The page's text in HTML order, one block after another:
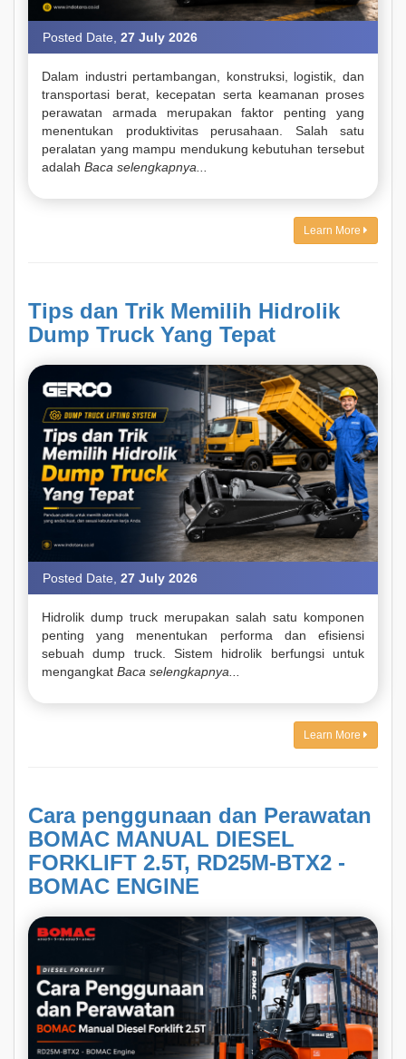
Posted Date, 27 July 2026
Dalam industri pertambangan, konstruksi, logistik, dan
transportasi berat, kecepatan serta keamanan proses
perawatan armada merupakan faktor penting yang
menentukan produktivitas perusahaan. Salah satu
peralatan yang mampu mendukung kebutuhan tersebut
adalah Baca selengkapnya...
Learn More
Tips dan Trik Memilih Hidrolik
Dump Truck Yang Tepat
Posted Date, 27 July 2026
Hidrolik dump truck merupakan salah satu komponen
penting yang menentukan performa dan efisiensi
sebuah dump truck. Sistem hidrolik berfungsi untuk
mengangkat Baca selengkapnya...
Learn More
Cara penggunaan dan Perawatan
BOMAC MANUAL DIESEL
FORKLIFT 2.5T, RD25M-BTX2 -
BOMAC ENGINE